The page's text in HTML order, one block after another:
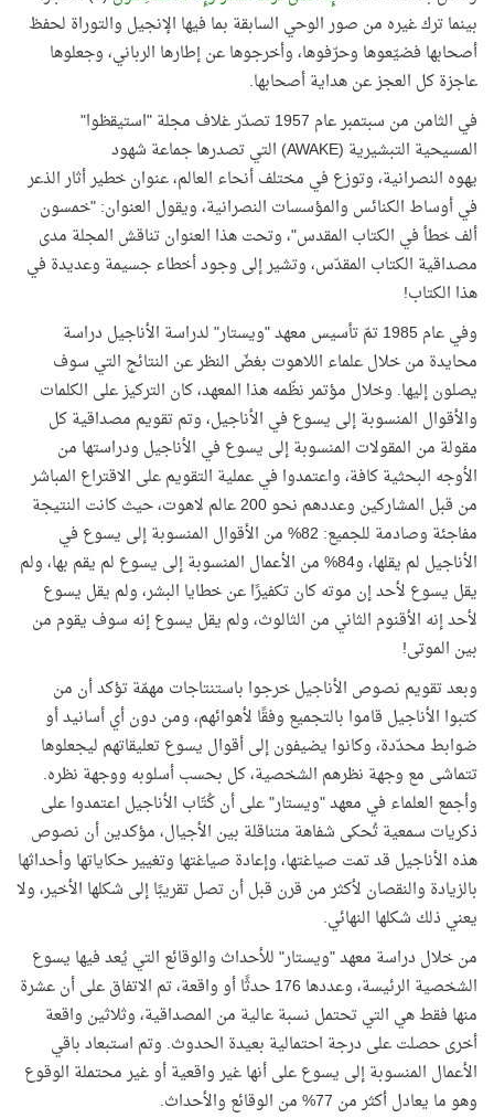
بينما ترك غيره من صور الوحي السابقة بما فيها الإنجيل والتوراة لحفظ
أصحابها فضيّعوها‏ وحرّفوها، وأخرجوها عن إطارها الرباني، ‏وجعلوها
عاجزة كل العجز عن هداية أصحابها‏. ‏
في الثامن من سبتمبر عام 1957 تصدّر غلاف مجلة "استيقظوا"
المسيحية التبشيرية (AWAKE) التي تصدرها جماعة شهود
يهوه النصرانية، وتوزع في مختلف أنحاء العالم، عنوان خطير أثار الذعر
في أوساط الكنائس والمؤسسات النصرانية، ويقول العنوان: "خمسون
ألف خطأ في الكتاب المقدس"، وتحت هذا العنوان تناقش المجلة مدى
مصداقية الكتاب المقدّس، وتشير إلى وجود أخطاء جسيمة وعديدة في
هذا الكتاب!
وفي عام 1985 تمّ تأسيس معهد "ويستار" لدراسة الأناجيل دراسة
محايدة من خلال علماء اللاهوت بغضّ النظر عن النتائج التي سوف
يصلون إليها. وخلال مؤتمر نظّمه هذا المعهد، كان التركيز على الكلمات
والأقوال المنسوبة إلى يسوع في الأناجيل، وتم تقويم مصداقية كل
مقولة من المقولات المنسوبة إلى يسوع في الأناجيل ودراستها من
الأوجه البحثية كافة، واعتمدوا في عملية التقويم على الاقتراع المباشر
من قبل المشاركين وعددهم نحو 200 عالم لاهوت، حيث كانت النتيجة
مفاجئة وصادمة للجميع: 82% من الأقوال المنسوبة إلى يسوع في
الأناجيل لم يقلها، و84% من الأعمال المنسوبة إلى يسوع لم يقم بها، ولم
يقل يسوع لأحد إن موته كان تكفيرًا عن خطايا البشر، ولم يقل يسوع
لأحد إنه الأقنوم الثاني من الثالوث، ولم يقل يسوع إنه سوف يقوم من
بين الموتى!
وبعد تقويم نصوص الأناجيل خرجوا باستنتاجات مهمّة تؤكد أن من
كتبوا الأناجيل قاموا بالتجميع وفقًا لأهوائهم، ومن دون أي أسانيد أو
ضوابط محدّدة، وكانوا يضيفون إلى أقوال يسوع تعليقاتهم ليجعلوها
تتماشى مع وجهة نظرهم الشخصية، كل بحسب أسلوبه ووجهة نظره.
وأجمع العلماء في معهد "ويستار" على أن كُتّاب الأناجيل اعتمدوا على
ذكريات سمعية تُحكى شفاهة متناقلة بين الأجيال، مؤكدين أن نصوص
هذه الأناجيل قد تمت صياغتها، وإعادة صياغتها وتغيير حكاياتها وأحداثها
بالزيادة والنقصان لأكثر من قرن قبل أن تصل تقريبًا إلى شكلها الأخير، ولا
يعني ذلك شكلها النهائي.
من خلال دراسة معهد "ويستار" للأحداث والوقائع التي يُعد فيها يسوع
الشخصية الرئيسة، وعددها 176 حدثًا أو واقعة، تم الاتفاق على أن عشرة
منها فقط هي التي تحتمل نسبة عالية من المصداقية، وثلاثين واقعة
أخرى حصلت على درجة احتمالية بعيدة الحدوث. وتم استبعاد باقي
الأعمال المنسوبة إلى يسوع على أنها غير واقعية أو غير محتملة الوقوع
وهو ما يعادل أكثر من 77% من الوقائع والأحداث.